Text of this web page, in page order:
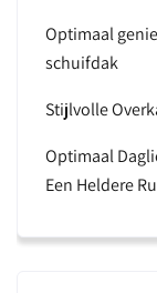
Optimaal
schuifdak
Stijlvolle
Optimaal
Een Heldere